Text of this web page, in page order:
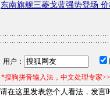
东南旗舰三菱戈蓝强势登场 价
用户：
*搜狗拼音输入法，中文处理专家>>